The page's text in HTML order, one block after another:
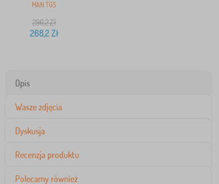
MAN TGS
296,2Zł
268,2Zł
Opis
Wasze zdjęcia
Dyskusja
Recenzja produktu
Polecamy również